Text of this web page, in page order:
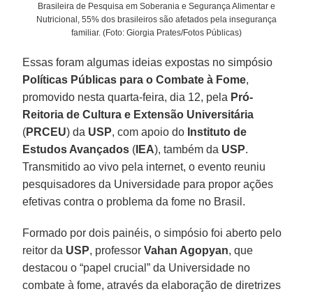
Brasileira de Pesquisa em Soberania e Segurança Alimentar e
Nutricional, 55% dos brasileiros são afetados pela insegurança
familiar. (Foto: Giorgia Prates/Fotos Públicas)
Essas foram algumas ideias expostas no simpósio
Políticas Públicas para o Combate à Fome,
promovido nesta quarta-feira, dia 12, pela Pró-
Reitoria de Cultura e Extensão Universitária
(PRCEU) da USP, com apoio do Instituto de
Estudos Avançados ( IEA), também da USP.
Transmitido ao vivo pela internet, o evento reuniu
pesquisadores da Universidade para propor ações
efetivas contra o problema da fome no Brasil.
Formado por dois painéis, o simpósio foi aberto pelo
reitor da USP, professorVahan Agopyan, que
destacou o “papel crucial” da Universidade no
combate à fome, através da elaboração de diretrizes